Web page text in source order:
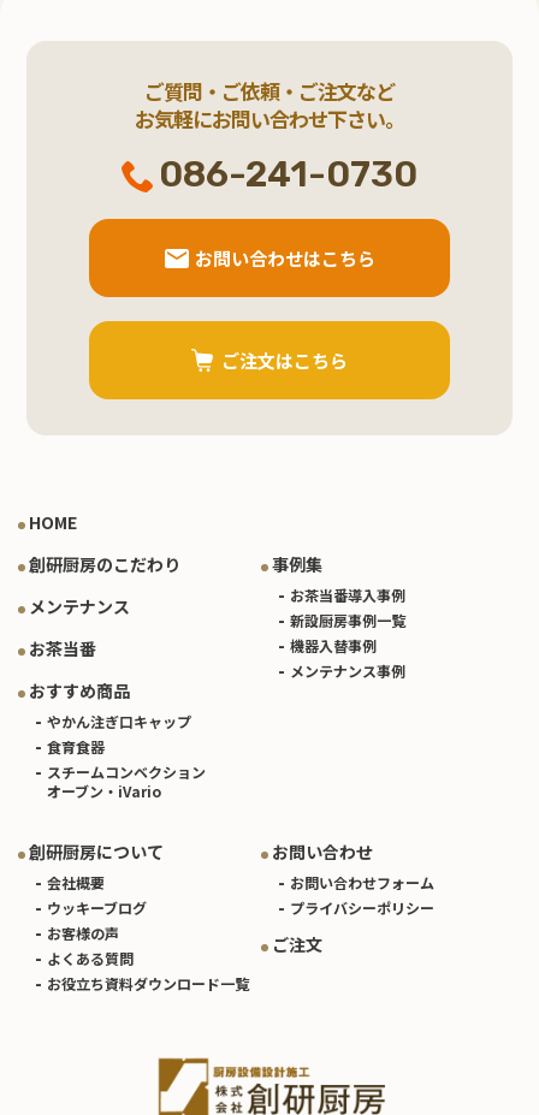
ご質問・ご依頼・ご注文など
お気軽にお問い合わせ下さい。
086-241-0730
お問い合わせはこちら
ご注文はこちら
HOME
創研厨房のこだわり
メンテナンス
お茶当番
おすすめ商品
やかん注ぎ口キャップ
食育食器
スチームコンベクション
オーブン・iVario
事例集
お茶当番導入事例
新設厨房事例一覧
機器入替事例
メンテナンス事例
創研厨房について
会社概要
ウッキーブログ
お客様の声
よくある質問
お役立ち資料ダウンロード一覧
お問い合わせ
お問い合わせフォーム
プライバシーポリシー
ご注文